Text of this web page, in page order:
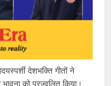
देशभक्ति गीतों ने
को प्रज्वलित किया।